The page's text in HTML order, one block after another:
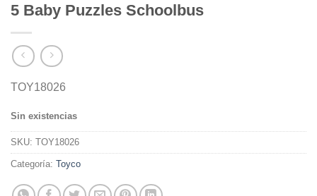
5 Baby Puzzles Schoolbus
TOY18026
Sin existencias
SKU: TOY18026
Categoría: Toyco